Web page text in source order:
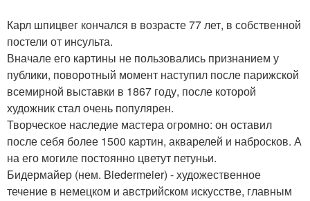
Карл шпицвег кончался в возрасте 77 лет, в собственной
постели от инсульта.
Вначале его картины не пользовались признанием у
публики, поворотный момент наступил после парижской
всемирной выставки в 1867 году, после которой
художник стал очень популярен.
Творческое наследие мастера огромно: он оставил
после себя более 1500 картин, акварелей и набросков. А
на его могиле постоянно цветут петуньи.
Бидермайер (нем. Biedermeier) - художественное
течение в немецком и австрийском искусстве, главным